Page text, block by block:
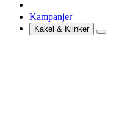
Kampanjer
Kakel & Klinker